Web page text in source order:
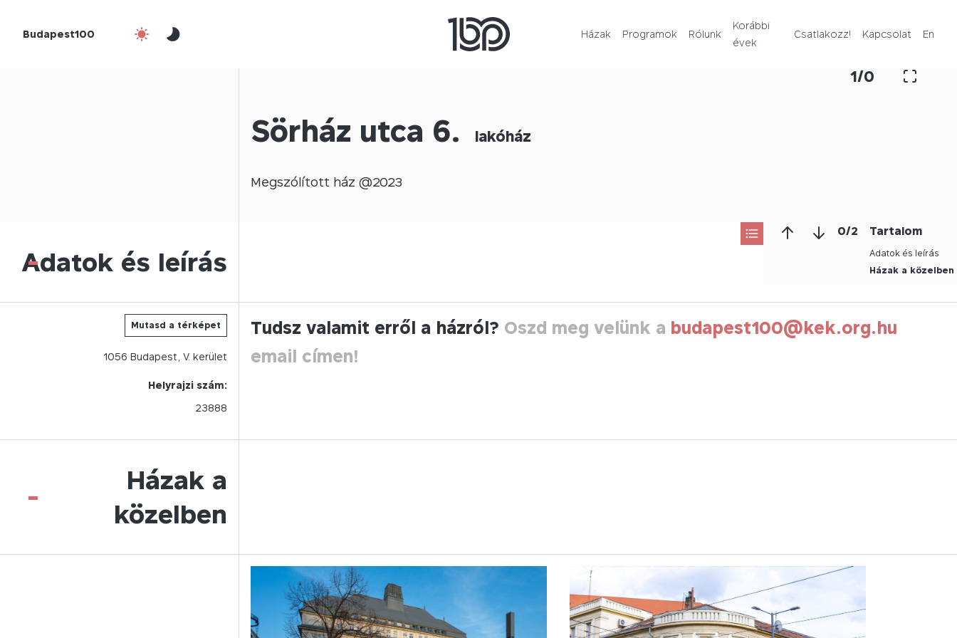
Budapest100 Házak Programok Rólunk
Korábbi
évek
Csatlakozz! Kapcsolat En
1/0
Sörház utca 6. lakóház
Megszólított ház @2023
0/2 Tartalom
Adatok és leírás
Házak a közelben
Adatok és leírás
-
Mutasd a térképet
1056 Budapest, V. kerület
Helyrajzi szám:
23888
Tudsz valamit erről a házról? Oszd meg velünk a budapest100@kek.org.hu
email címen!
Házak a
közelben
-